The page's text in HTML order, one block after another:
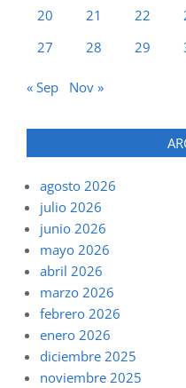
20
21 22
27
28 29
« Sep Nov »
agosto 2026
julio 2026
junio 2026
mayo 2026
abril 2026
marzo 2026
febrero 2026
enero 2026
diciembre 2025
noviembre 2025